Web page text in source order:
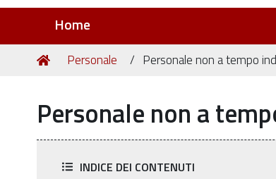
Home
Tu
Home
Personale Personale non a tempo
Personale non a
INDICE DEI CONTENUTI